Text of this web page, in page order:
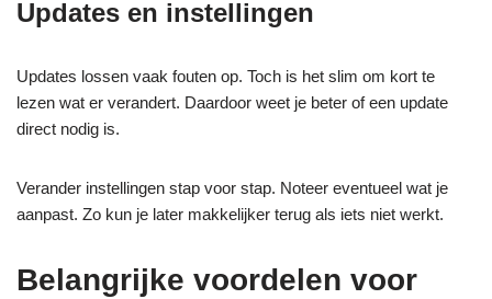
Updates en instellingen
Updates lossen vaak fouten op. Toch is het slim om kort te
lezen wat er verandert. Daardoor weet je beter of een update
direct nodig is.
Verander instellingen stap voor stap. Noteer eventueel wat je
aanpast. Zo kun je later makkelijker terug als iets niet werkt.
Belangrijke voordelen voor